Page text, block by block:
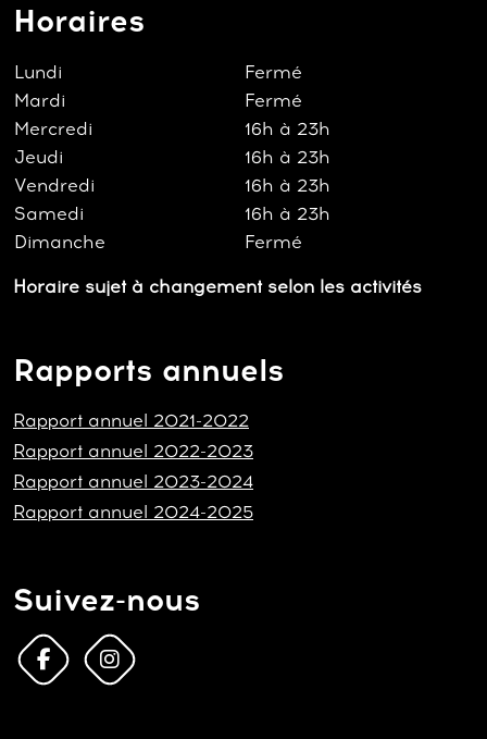
Horaires
Lundi
Fermé
Mardi
Fermé
Mercredi
16h à 23h
Jeudi
16h à 23h
Vendredi
16h à 23h
Samedi
16h à 23h
Dimanche
Fermé
Horaire sujet à changement selon les activités
Rapports annuels
Rapport annuel 2021-2022
Rapport annuel 2022-2023
Rapport annuel 2023-2024
Rapport annuel 2024-2025
Suivez-nous